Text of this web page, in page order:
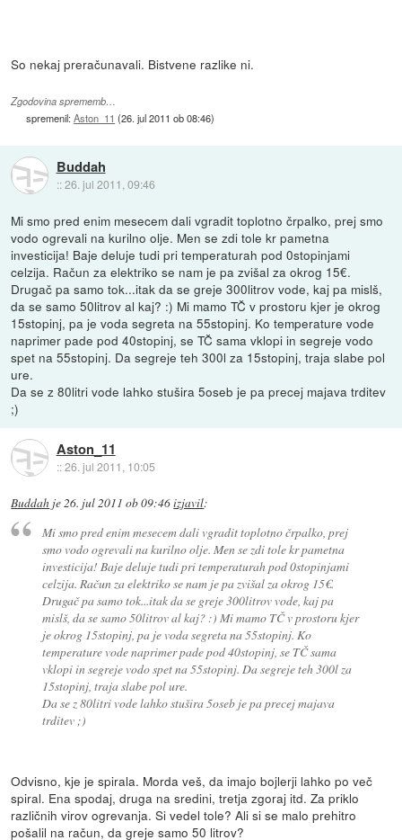
So nekaj preračunavali. Bistvene razlike ni.
Zgodovina sprememb…
spremenil:Aston_11 (26. jul 2011 ob 08:46)
Buddah
::26. jul 2011, 09:46
Mi smo pred enim mesecem dali vgradit toplotno črpalko, prej smo
vodo ogrevali na kurilno olje. Men se zdi tole kr pametna
investicija! Baje deluje tudi pri temperaturah pod 0stopinjami
celzija. Račun za elektriko se nam je pa zvišal za okrog 15€.
Drugač pa samo tok...itak da se greje 300litrov vode, kaj pa mislš,
da se samo 50litrov al kaj? :) Mi mamo TČ v prostoru kjer je okrog
15stopinj, pa je voda segreta na 55stopinj. Ko temperature vode
naprimer pade pod 40stopinj, se TČ sama vklopi in segreje vodo
spet na 55stopinj. Da segreje teh 300l za 15stopinj, traja slabe pol
ure.
Da se z 80litri vode lahko stušira 5oseb je pa precej majava trditev
;)
Aston_11
::26. jul 2011, 10:05
Buddah je26. jul 2011 ob 09:46izjavil:
Mi smo pred enim mesecem dali vgradit toplotno črpalko, prej
smo vodo ogrevali na kurilno olje. Men se zdi tole kr pametna
investicija! Baje deluje tudi pri temperaturah pod 0stopinjami
celzija. Račun za elektriko se nam je pa zvišal za okrog 15€.
Drugač pa samo tok...itak da se greje 300litrov vode, kaj pa
mislš, da se samo 50litrov al kaj? :) Mi mamo TČ v prostoru kjer
je okrog 15stopinj, pa je voda segreta na 55stopinj. Ko
temperature vode naprimer pade pod 40stopinj, se TČ sama
vklopi in segreje vodo spet na 55stopinj. Da segreje teh 300l za
15stopinj, traja slabe pol ure.
Da se z 80litri vode lahko stušira 5oseb je pa precej majava
trditev ;)
Odvisno, kje je spirala. Morda veš, da imajo bojlerji lahko po več
spiral. Ena spodaj, druga na sredini, tretja zgoraj itd. Za priklo
različnih virov ogrevanja. Si vedel tole? Ali si se malo prehitro
pošalil na račun, da greje samo 50 litrov?